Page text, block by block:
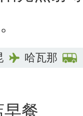
哈瓦那
餐